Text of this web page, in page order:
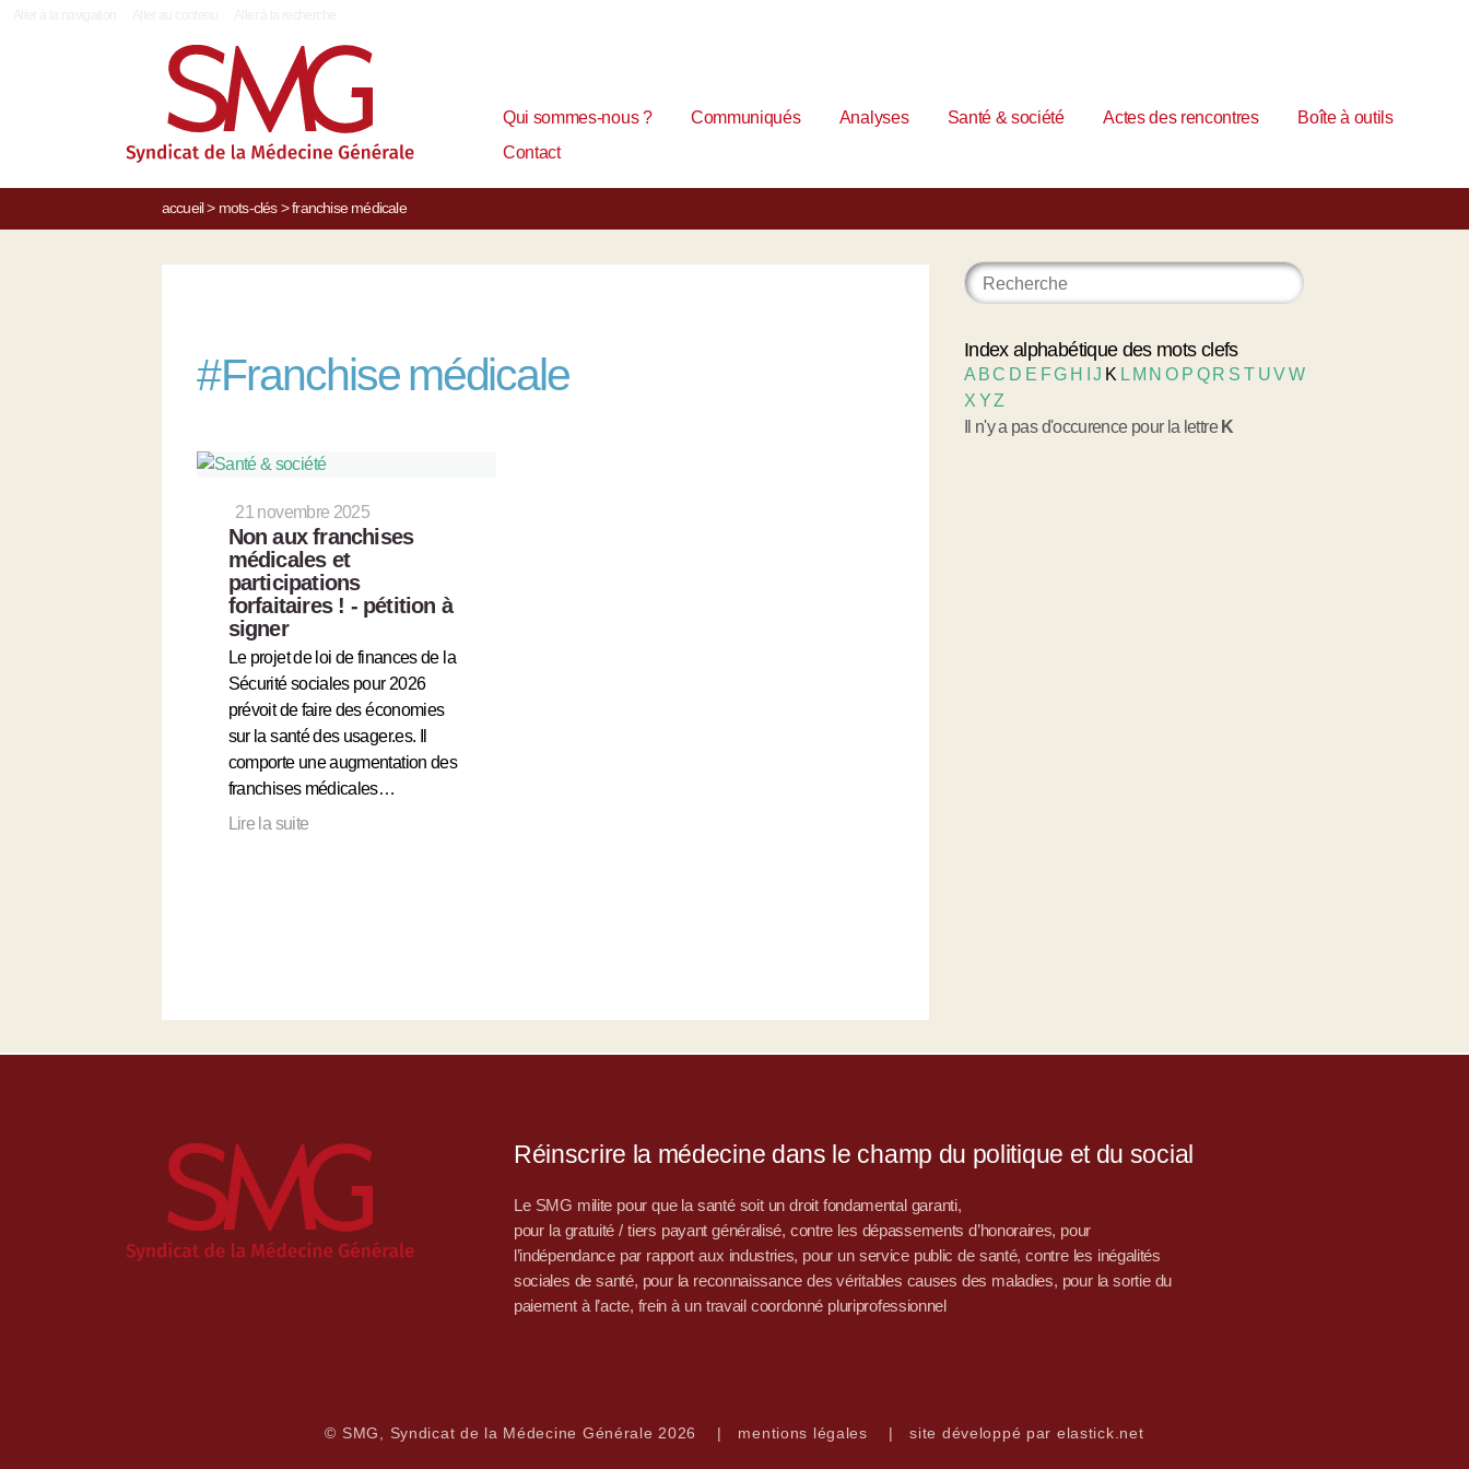
Qui sommes-nous ? Communiqués Analyses Santé & société Actes des rencontres
Boîte à outils
Contact
accueil> mots-clés> franchise médicale
#Franchise médicale
21 novembre 2025
Non aux franchises
médicales et
participations
forfaitaires ! - pétition à
signer
Le projet de loi de finances de la
Sécurité sociales pour 2026
prévoit de faire des économies
sur la santé des usager.es. Il
comporte une augmentation des
franchises médicales…
Lire la suite
Index alphabétique des mots clefs
A BC D E FG H IJ K L M NO P Q R S T UVW
X YZ
Il n'y a pas d'occurence pour la lettre K
Réinscrire la médecine dans le champ du politique et du social
Le SMG milite pour que la santé soit un droit fondamental garanti,
pour la gratuité / tiers payant généralisé, contre les dépassements d’honoraires, pour
l’indépendance par rapport aux industries, pour un service public de santé, contre les inégalités
sociales de santé, pour la reconnaissance des véritables causes des maladies, pour la sortie du
paiement à l’acte, frein à un travail coordonné pluriprofessionnel
© SMG, Syndicat de la Médecine Générale 2026 | mentions légales | site développé par elastick.net